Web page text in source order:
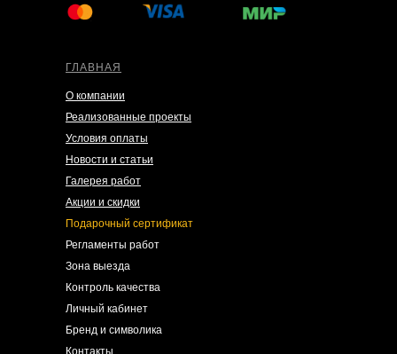
ГЛАВНАЯ
О компании
Реализованные проекты
Условия оплаты
Новости и статьи
Галерея работ
Акции и скидки
Подарочный сертификат
Регламенты работ
Зона выезда
Контроль качества
Личный кабинет
Бренд и символика
Контакты